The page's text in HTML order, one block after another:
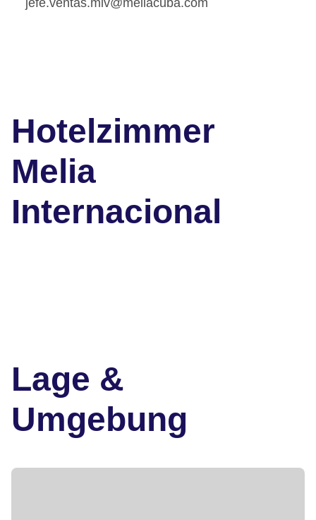
Hotelzimmer
Melia
Internacional
Lage &
Umgebung